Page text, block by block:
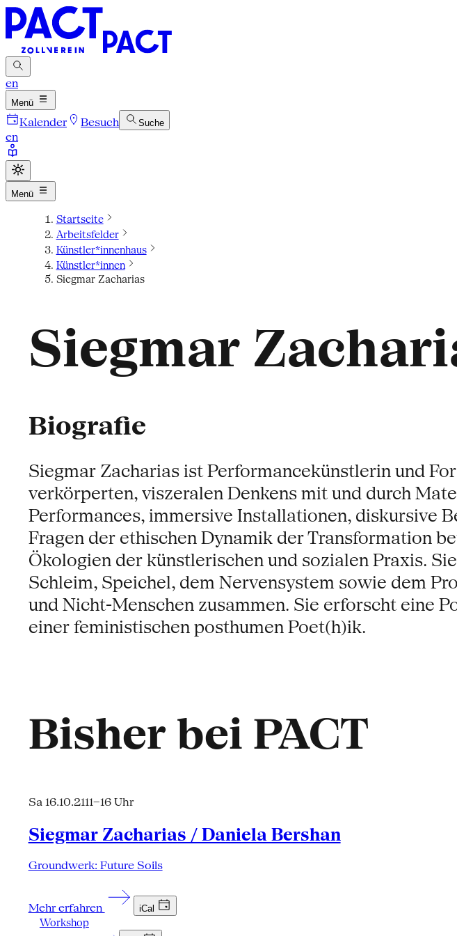
en
Menü
Kalender Besuch Suche
en
Menü
Startseite
Arbeitsfelder
Künstler*innenhaus
Künstler*innen
Siegmar Zacharias
Siegmar
Biografie
Siegmar Zacharias ist Performancekünstlerin und
verkörperten, viszeralen Denkens mit und durch
Performances, immersive Installationen, diskursive
Fragen der ethischen Dynamik der Transformation
Ökologien der künstlerischen und sozialen Praxis.
Schleim, Speichel, dem Nervensystem sowie dem
und Nicht-Menschen zusammen. Sie erforscht eine
einer feministischen posthumen Poet(h)ik.
Bisher bei PACT
Sa 16.10.2111–16 Uhr
Siegmar Zacharias / Daniela Bershan
Groundwerk: Future Soils
Mehr erfahren iCal
Workshop